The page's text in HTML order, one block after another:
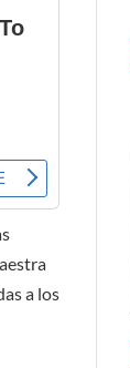
a los